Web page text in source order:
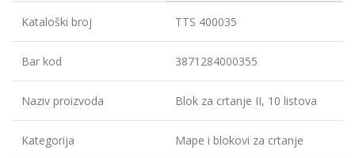
Kataloški broj TTS 400035
Bar kod 3871284000355
Naziv proizvoda Blok za crtanje II, 10 listova
Kategorija Mape i blokovi za crtanje